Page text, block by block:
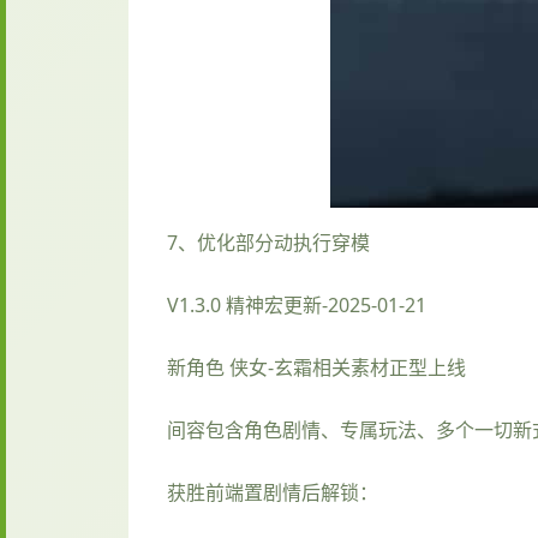
7、优化部分动执行穿模
V1.3.0 精神宏更新-2025-01-21
新角色 侠女-玄霜相关素材正型上线
间容包含角色剧情、专属玩法、多个一切新
获胜前端置剧情后解锁：